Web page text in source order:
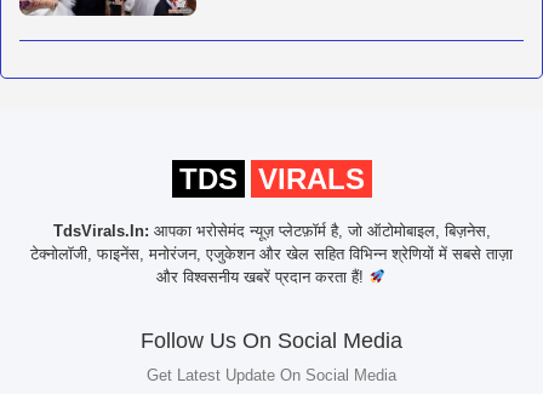
TDS VIRALS
TdsVirals.In: आपका भरोसेमंद न्यूज़ प्लेटफ़ॉर्म है, जो ऑटोमोबाइल, बिज़नेस,
टेक्नोलॉजी, फाइनेंस, मनोरंजन, एजुकेशन और खेल सहित विभिन्न श्रेणियों में सबसे ताज़ा
और विश्वसनीय खबरें प्रदान करता हैं!
Follow Us On Social Media
Get Latest Update On Social Media